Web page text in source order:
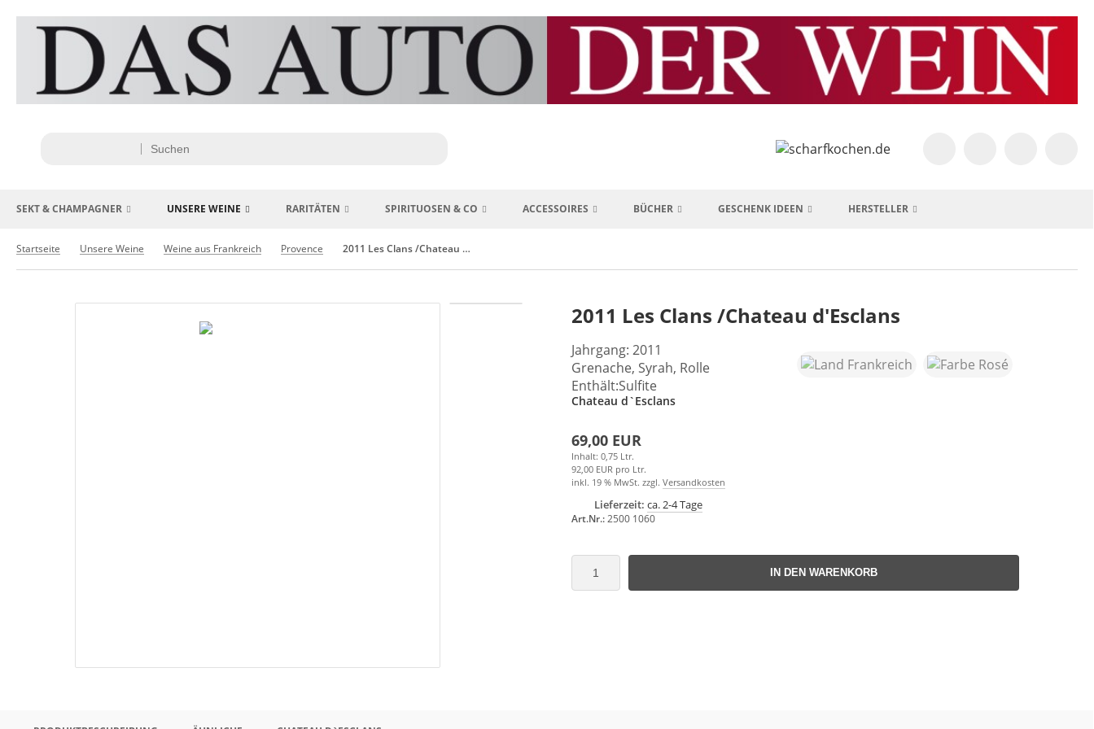
SEKT & CHAMPAGNER UNSERE WEINE RARITÄTEN SPIRITUOSEN & CO ACCESSOIRES BÜCHER GESCHENK IDEEN HERSTELLER
Startseite Unsere Weine Weine aus Frankreich Provence 2011 Les Clans /Chateau d'Esclans
2011 Les Clans /Chateau d'Esclans
Jahrgang: 2011
Grenache, Syrah, Rolle
Enthält:Sulfite
Chateau d`Esclans
69,00 EUR
Inhalt: 0,75 Ltr.
92,00 EUR pro Ltr.
inkl. 19 % MwSt. zzgl. Versandkosten
Lieferzeit: ca. 2-4 Tage
Art.Nr.:2500 1060
IN DEN WARENKORB